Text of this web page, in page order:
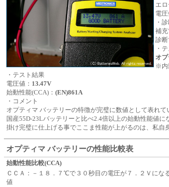
エ
電
・
補
診
・
オ
※内
・テスト結果
電圧値： 13.47V
始動性能(CCA)： (EN)861A
・コメント
オプティマ バッテリーの特徴が完璧に数値として表れ
国産55D-23Lバッテリーと比べ2.4倍以上の始動性能値
掛け完璧に仕上げる事でここま性能が上がるのは、私自
オプティマ バッテリーの性能比較表
始動性能比較(CCA)
ＣＣＡ：－１８．７℃で３０秒目の電圧が７．２Ｖにな
値